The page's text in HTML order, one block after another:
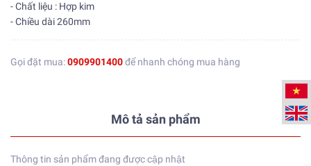
- Chất liệu : Hợp kim
- Chiều dài 260mm
Gọi đặt mua:0909901400để nhanh chóng mua hàng
Mô tả sản phẩm
Thông tin sản phẩm đang được cập nhật